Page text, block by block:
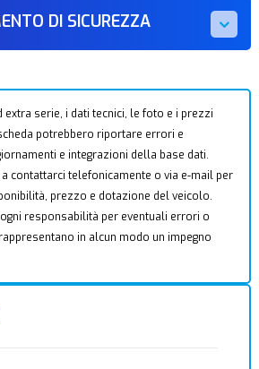
DI SICUREZZA
extra serie, i dati tecnici, le foto e i prezzi
potrebbero riportare errori e
e integrazioni della base dati.
contattarci telefonicamente o via e-mail per
prezzo e dotazione del veicolo.
responsabilità per eventuali errori o
in alcun modo un impegno